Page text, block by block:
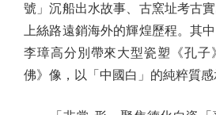
號」沉船出水故事、古窯址考古
上絲路遠銷海外的輝煌歷程。其
李璋高分別帶來大型瓷塑《孔子
佛》像，以「中國白」的純粹質感